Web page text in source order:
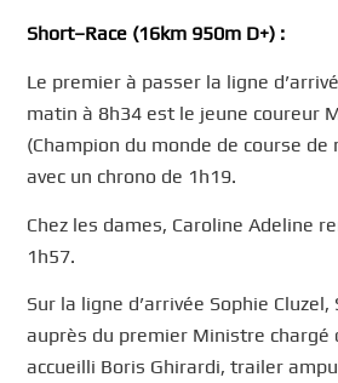
Short–Race (16km 950m D+) :
Le premier à passer la ligne
matin à 8h34 est le jeune coureur
(Champion du monde de course
avec un chrono de 1h19.
Chez les dames, Caroline Adeline
1h57.
Sur la ligne d’arrivée Sophie
auprès du premier Ministre chargé
accueilli Boris Ghirardi, trailer